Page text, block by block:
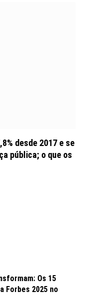
desde 2017 e se
pública; o que os
Os 15
Forbes 2025 no